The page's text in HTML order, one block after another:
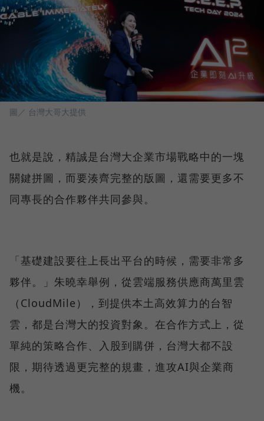
圖／ 台灣大哥大提供
也就是說，精誠是台灣大企業市場戰略中的一塊
關鍵拼圖，而要湊齊完整的版圖，還需要更多不
同專長的合作夥伴共同參與。
「基礎建設要往上長出平台的時候，需要非常多
夥伴。」朱曉幸舉例，從雲端服務供應商萬里雲
（CloudMile），到提供本土高效算力的台智
雲，都是台灣大的投資對象。在合作方式上，從
單純的策略合作、入股到購併，台灣大都不設
限，期待透過更完整的規畫，進攻AI與企業商
機。